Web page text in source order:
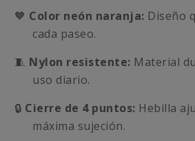
🧡 Color neón naranja: Diseño
cada paseo.
🧵 Nylon resistente: Material
uso diario.
🔒 Cierre de 4 puntos: Hebilla
máxima sujeción.